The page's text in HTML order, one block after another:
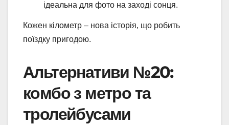
ідеальна для фото на заході сонця.
Кожен кілометр – нова історія, що робить
поїздку пригодою.
Альтернативи №20:
комбо з метро та
тролейбусами